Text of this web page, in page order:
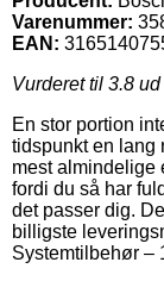
Varenummer:
EAN:
Vurderet til 3.8 ud
En stor portion
tidspunkt en lang
mest almindelige
fordi du så har
det passer dig.
billigste
Systemtilbehør –